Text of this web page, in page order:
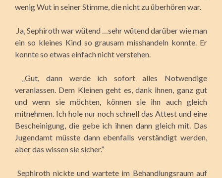
wenig Wut in seiner Stimme, die nicht zu überhören war.
Ja, Sephiroth war wütend …sehr wütend darüber wie man
ein so kleines Kind so grausam misshandeln konnte. Er
konnte so etwas einfach nicht verstehen.
„Gut, dann werde ich sofort alles Notwendige
veranlassen. Dem Kleinen geht es, dank ihnen, ganz gut
und wenn sie möchten, können sie ihn auch gleich
mitnehmen. Ich hole nur noch schnell das Attest und eine
Bescheinigung, die gebe ich ihnen dann gleich mit. Das
Jugendamt müsste dann ebenfalls verständigt werden,
aber das wissen sie sicher.”
Sephiroth nickte und wartete im Behandlungsraum auf